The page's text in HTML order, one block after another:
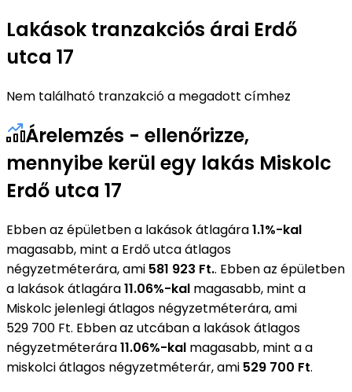
Lakások tranzakciós árai Erdő
utca 17
Nem található tranzakció a megadott címhez
Árelemzés - ellenőrizze,
mennyibe kerül egy lakás Miskolc
Erdő utca 17
Ebben az épületben a lakások átlagára1.1%-kal
magasabb, mint a Erdő utca átlagos
négyzetméterára, ami 581 923 Ft.. Ebben az épületben
a lakások átlagára11.06%-kal magasabb, mint a
Miskolc jelenlegi átlagos négyzetméterára, ami
529 700 Ft. Ebben az utcában a lakások átlagos
négyzetméterára11.06%-kal magasabb, mint a a
miskolci átlagos négyzetméterár, ami 529 700 Ft.